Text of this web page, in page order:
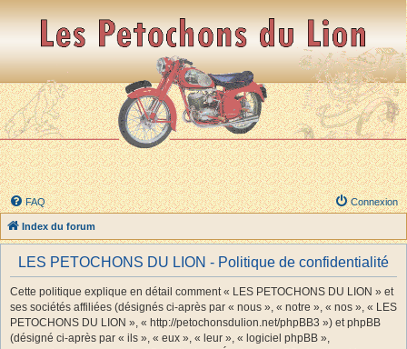
FAQ Connexion
Index du forum
LES PETOCHONS DU LION - Politique de confidentialité
Cette politique explique en détail comment « LES PETOCHONS DU LION » et
ses sociétés affiliées (désignés ci-après par « nous », « notre », « nos », « LES
PETOCHONS DU LION », « http://petochonsdulion.net/phpBB3 ») et phpBB
(désigné ci-après par « ils », « eux », « leur », « logiciel phpBB »,